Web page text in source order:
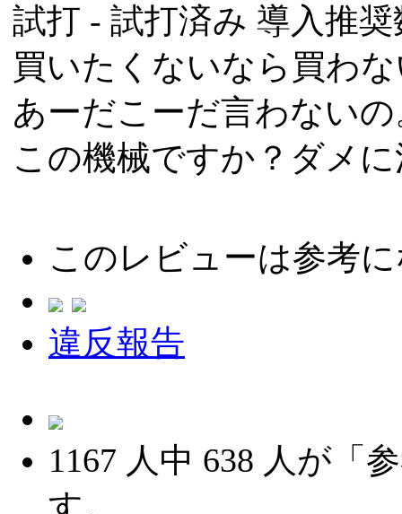
試打 - 試打済み 導入推
買いたくないなら買わ
あーだこーだ言わないの
この機械ですか？ダメ
このレビューは参考
違反報告
1167 人中 638 人が「
す。